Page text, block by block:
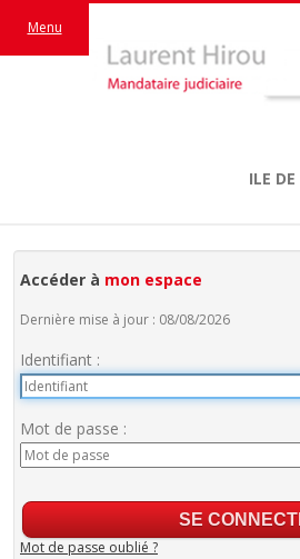
ILE
Menu
Accéder à mon espace
Dernière mise à jour : 08/08/2026
Identifiant :
Mot de passe :
Mot de passe oublié ?